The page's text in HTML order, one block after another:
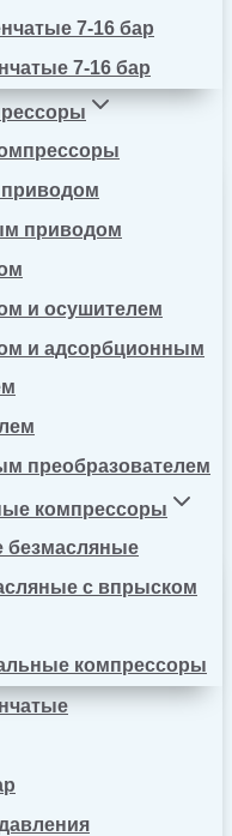
7-16 бар
7-16 бар
приводом
и осушителем
и адсорбционным
преобразователем
компрессоры
безмасляные
с впрыском
компрессоры